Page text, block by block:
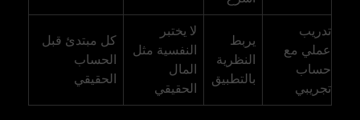
تدريب
عملي مع
حساب
تجريبي
يربط
النظرية
بالتطبيق
لا يختبر
النفسية مثل
المال
الحقيقي
كل مبتدئ قبل
الحساب
الحقيقي